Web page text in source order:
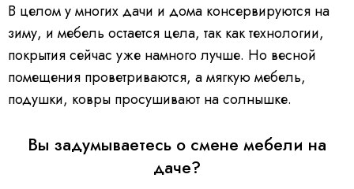
В целом у многих дачи и дома консервируются на
зиму, и мебель остается цела, так как технологии,
покрытия сейчас уже намного лучше. Но весной
помещения проветриваются, а мягкую мебель,
подушки, ковры просушивают на солнышке.
Вы задумываетесь о смене мебели на
даче?